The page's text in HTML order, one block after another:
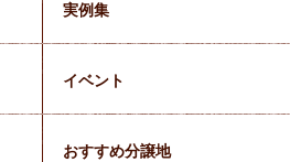
実例集
イベント
おすすめ分譲地